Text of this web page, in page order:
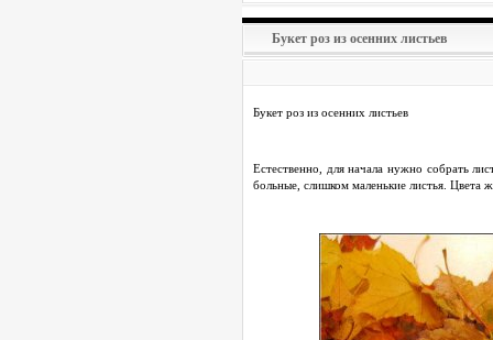
Букет роз из осенних листьев
Букет роз из осенних листьев
Естественно, для начала нужно собрать
больные, слишком маленькие листья. Цвета